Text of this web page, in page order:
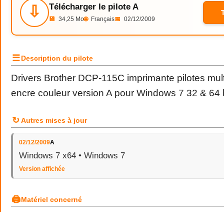
⇩ Télécharger le pilote A
💾 34,25 Mo🌐 Français📅 02/12/2009
☰Description du pilote
Drivers Brother DCP-115C imprimante pilotes
encre couleur version A pour Windows 7 32 & 64
↻ Autres mises à jour
02/12/2009A
Windows 7 x64 • Windows 7
Version affichée
🖨Matériel concerné